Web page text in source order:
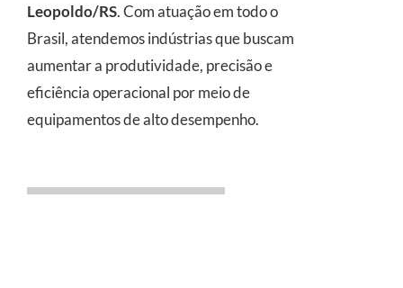
Leopoldo/RS. Com atuação em todo o
Brasil, atendemos indústrias que buscam
aumentar a produtividade, precisão e
eficiência operacional por meio de
equipamentos de alto desempenho.